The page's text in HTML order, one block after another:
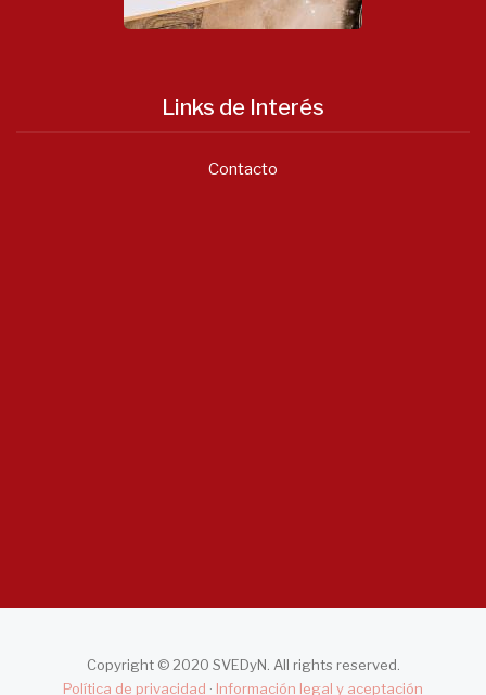
Links de Interés
Contacto
Copyright © 2020 SVEDyN. All rights reserved.
Política de privacidad · Información legal y aceptación